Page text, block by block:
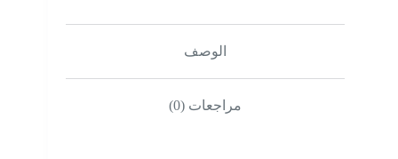
الوصف
مراجعات (0)